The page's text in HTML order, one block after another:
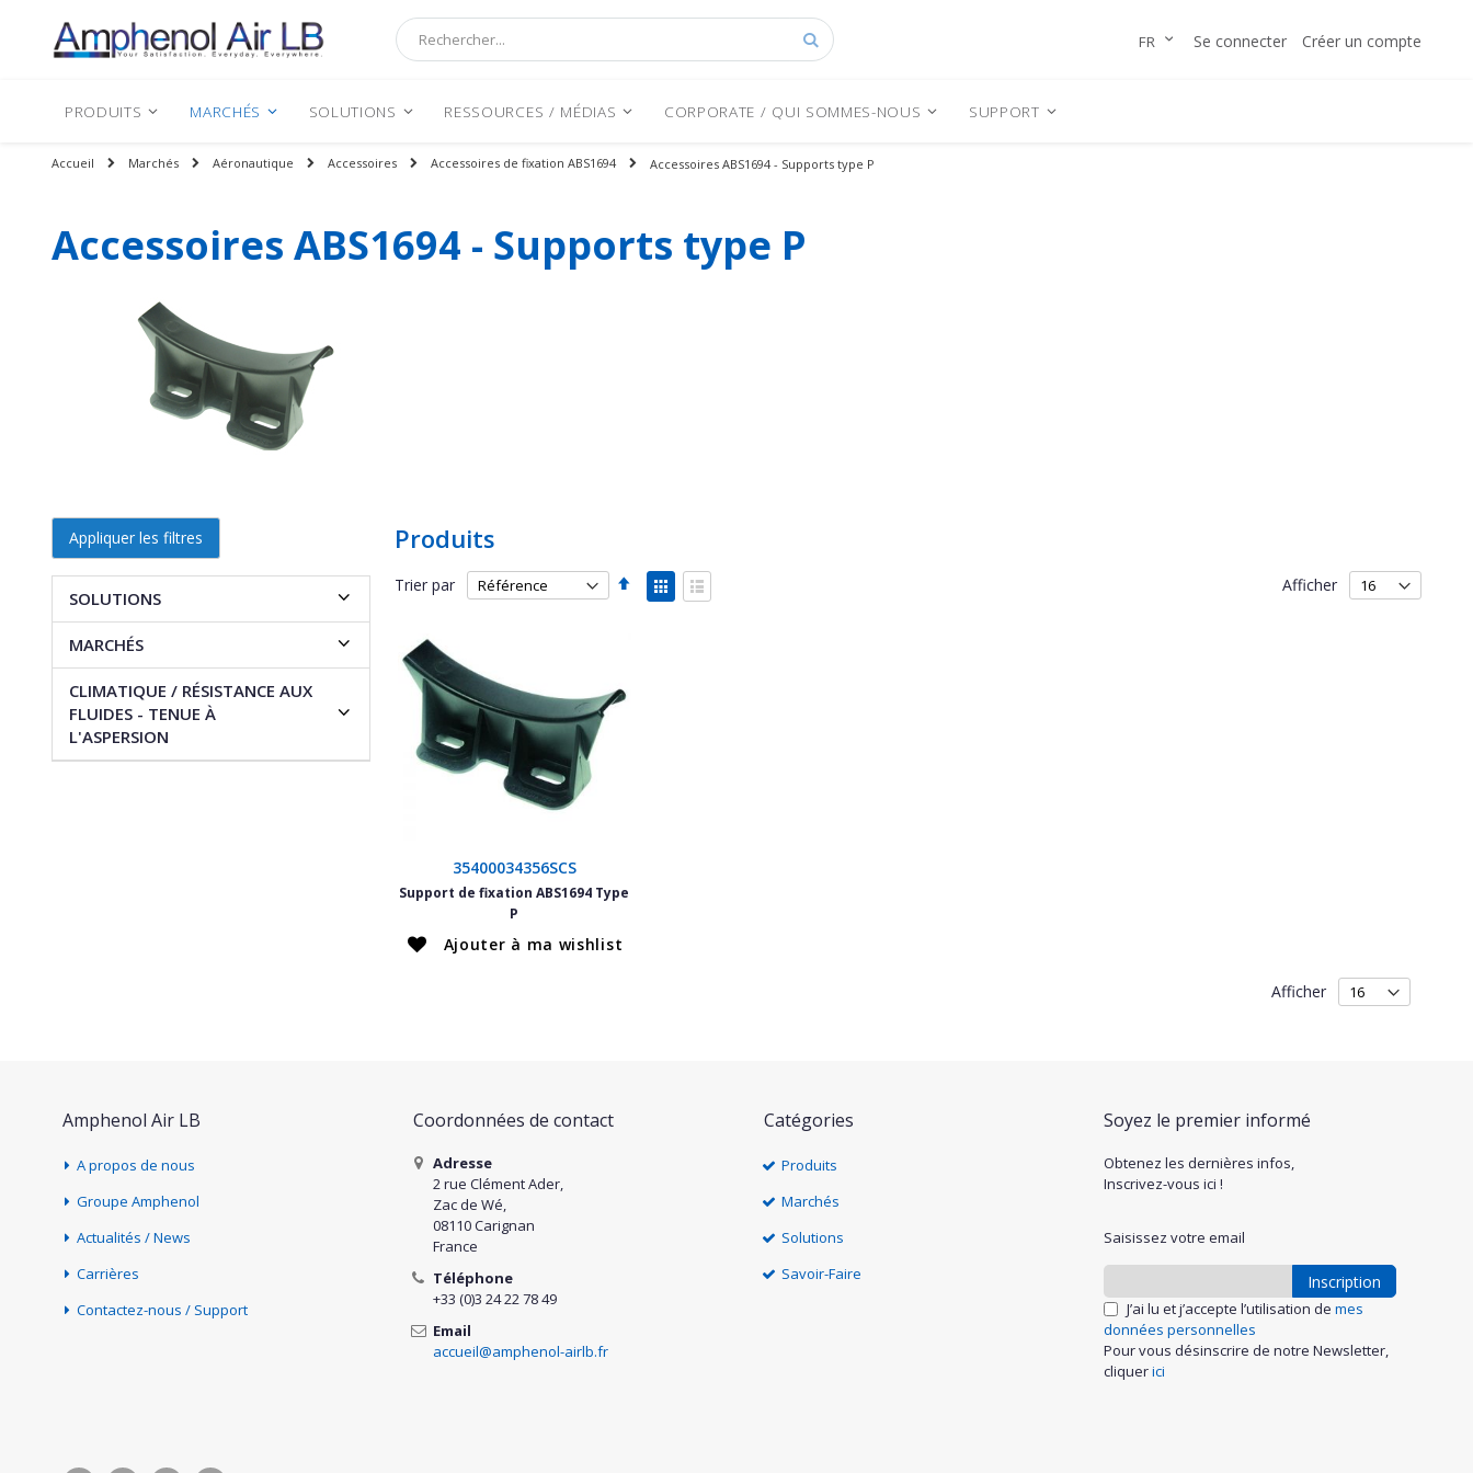
Rechercher
Allez
LANGUE
FR Se connecter Créer un compte
PRODUITS MARCHÉS SOLUTIONS RESSOURCES / MÉDIAS CORPORATE / QUI SOMMES-NOUS SUPPORT
Accueil Marchés Aéronautique Accessoires Accessoires de fixation ABS1694 Accessoires ABS1694 - Supports type P
Accessoires ABS1694 - Supports type P
Produits
Trier par
Par
ordre
Afficher
en
Afficher
35400034356SCS
Support de fixation ABS1694 Type
P
Ajouter à ma wishlist
Afficher
Appliquer les filtres
SOLUTIONS
MARCHÉS
CLIMATIQUE / RÉSISTANCE AUX
FLUIDES - TENUE À
L'ASPERSION
Amphenol Air LB
A propos de nous
Groupe Amphenol
Actualités / News
Carrières
Contactez-nous / Support
Coordonnées de contact
Adresse
2 rue Clément Ader,
Zac de Wé,
08110 Carignan
France
Téléphone
+33 (0)3 24 22 78 49
Email
accueil@amphenol-airlb.fr
Catégories
Produits
Marchés
Solutions
Savoir-Faire
Soyez le premier informé
Obtenez les dernières infos,
Inscrivez-vous ici !
Saisissez votre email
Inscription
J’ai lu et j’accepte l’utilisation de mes
données personnelles
Pour vous désinscrire de notre Newsletter,
cliquerici